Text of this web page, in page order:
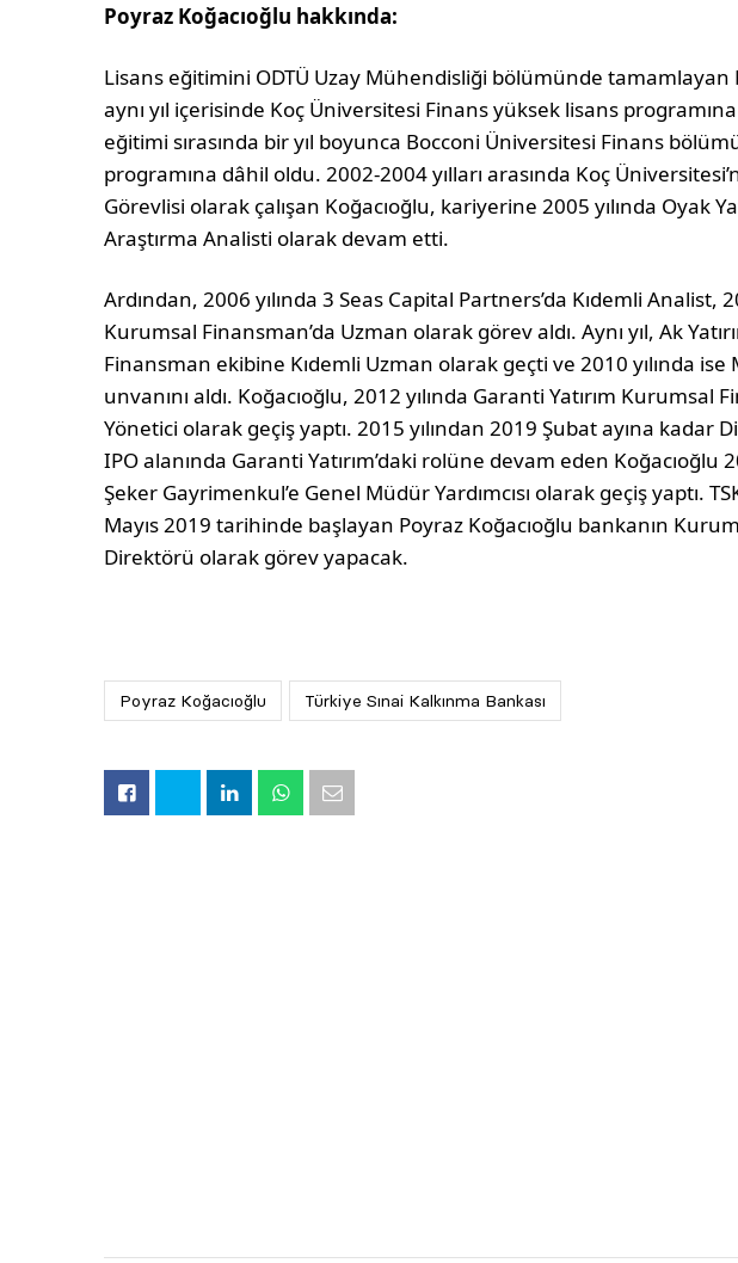
Poyraz Koğacıoğlu hakkında:
Lisans eğitimini ODTÜ Uzay Mühendisliği bölümünde tamamlayan
aynı yıl içerisinde Koç Üniversitesi Finans yüksek lisans
eğitimi sırasında bir yıl boyunca Bocconi Üniversitesi Finans
programına dâhil oldu. 2002-2004 yılları arasında Koç
Görevlisi olarak çalışan Koğacıoğlu, kariyerine 2005 yılında Oyak
Araştırma Analisti olarak devam etti.
Ardından, 2006 yılında 3 Seas Capital Partners’da Kıdemli Analist,
Kurumsal Finansman’da Uzman olarak görev aldı. Aynı yıl, Ak
Finansman ekibine Kıdemli Uzman olarak geçti ve 2010 yılında ise
unvanını aldı. Koğacıoğlu, 2012 yılında Garanti Yatırım Kurumsal
Yönetici olarak geçiş yaptı. 2015 yılından 2019 Şubat ayına kadar
IPO alanında Garanti Yatırım’daki rolüne devam eden Koğacıoğlu
Şeker Gayrimenkul’e Genel Müdür Yardımcısı olarak geçiş yaptı.
Mayıs 2019 tarihinde başlayan Poyraz Koğacıoğlu bankanın
Direktörü olarak görev yapacak.
Poyraz Koğacıoğlu Türkiye Sınai Kalkınma Bankası